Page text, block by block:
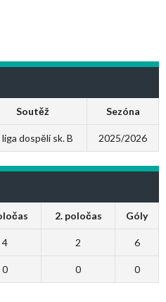
Soutěž Sezóna
liga dospělí sk. B 2025/2026
2. poločas Góly
4 2 6
0 0 0